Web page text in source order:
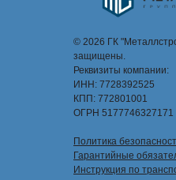
© 2026 ГК
защищены.
Реквизиты компании:
ИНН: 7728392525
КПП: 772801001
ОГРН 5177746327171
Политика
Гарантийные
Инструкция по